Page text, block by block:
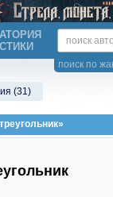
поиск по
(31)